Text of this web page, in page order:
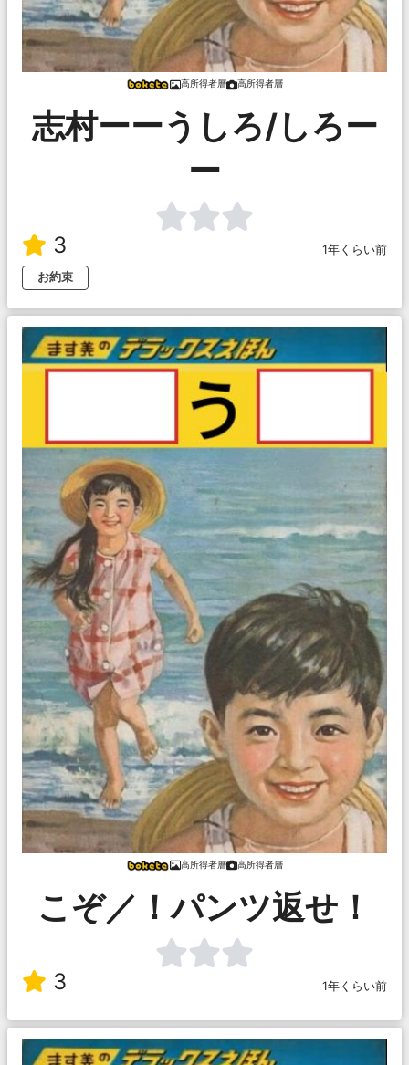
高所得者層 高所得者層
志村ーーうしろ/しろー
ー
3
1年くらい前
お約束
高所得者層 高所得者層
こぞ／！パンツ返せ！
3 1年くらい前